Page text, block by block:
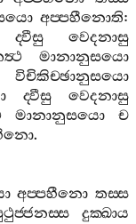
අප‍්පහීනොති:
ද‍්වීසු
වෙදනාසු
මානානුසයො
විචිකිච‍්ඡානුසයො
ද‍්වීසු
වෙදනාසු
මානානුසයො
ච
.
අප‍්පහීනො තස‍්ස
දුක‍්ඛාය